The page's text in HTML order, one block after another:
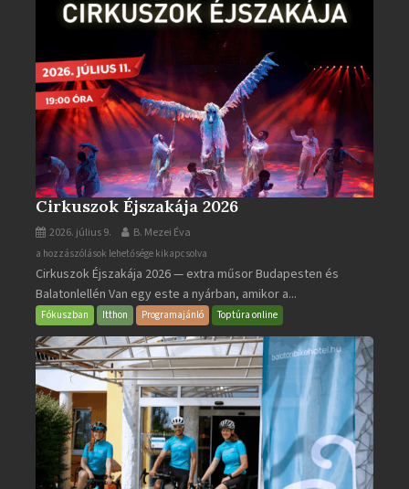
Cirkuszok Éjszakája 2026
2026. július 9. B. Mezei Éva
Cirkuszok
Éjszakája
2026
bejegyzéshez
a hozzászólások lehetősége kikapcsolva
Cirkuszok Éjszakája 2026 — extra műsor Budapesten és
Balatonlellén Van egy este a nyárban, amikor a...
Fókuszban Itthon Programajánló Toptúra online